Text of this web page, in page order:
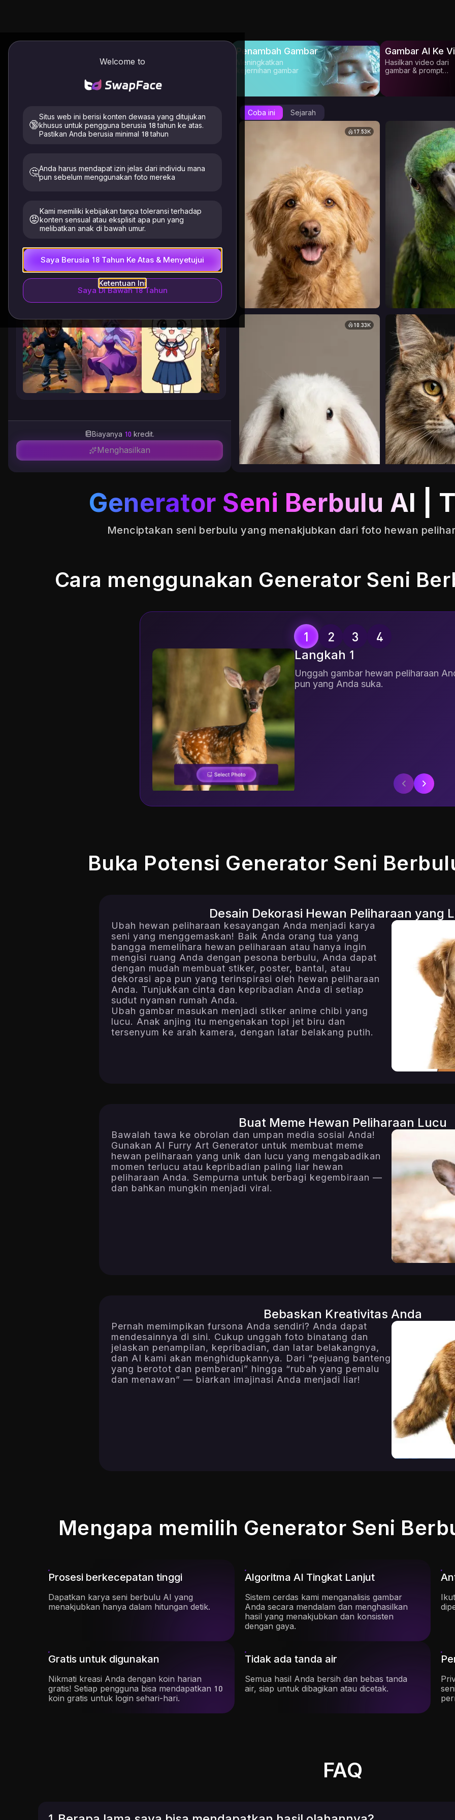
Welcome to
🔞
Situs web ini berisi konten dewasa yang ditujukan
khusus untuk pengguna berusia 18 tahun ke atas.
Pastikan Anda berusia minimal 18 tahun
🤔Anda harus mendapat izin jelas dari individu mana
pun sebelum menggunakan foto mereka
😡
Kami memiliki kebijakan tanpa toleransi terhadap
konten sensual atau eksplisit apa pun yang
melibatkan anak di bawah umur.
Saya Berusia 18 Tahun Ke Atas & Menyetujui
Ketentuan Ini
Saya Di Bawah 18 Tahun
File yang didukung: .jpeg .jpg .webp .png .avif
Hanya unggah gambar diri Anda atau orang yang telah
Gaya
Biayanya 10kredit.
Menghasilkan
Penambah Gambar
Meningkatkan
kejernihan gambar
Gambar AI Ke
Hasilkan video dari
gambar & prompt
Coba ini Sejarah
17.53K
10.33K
Generator Seni Berbulu AI |
Menciptakan seni berbulu yang menakjubkan dari foto hewan
Cara menggunakan Generator Seni
Langkah 1
Unggah gambar hewan peliharaan
pun yang Anda suka.
Buka Potensi Generator Seni
Desain Dekorasi Hewan Peliharaan yang
Ubah hewan peliharaan kesayangan Anda menjadi karya
seni yang menggemaskan! Baik Anda orang tua yang
bangga memelihara hewan peliharaan atau hanya ingin
mengisi ruang Anda dengan pesona berbulu, Anda dapat
dengan mudah membuat stiker, poster, bantal, atau
dekorasi apa pun yang terinspirasi oleh hewan peliharaan
Anda. Tunjukkan cinta dan kepribadian Anda di setiap
sudut nyaman rumah Anda.
Ubah gambar masukan menjadi stiker anime chibi yang
lucu. Anak anjing itu mengenakan topi jet biru dan
tersenyum ke arah kamera, dengan latar belakang putih.
Buat Meme Hewan Peliharaan Lucu
Bawalah tawa ke obrolan dan umpan media sosial Anda!
Gunakan AI Furry Art Generator untuk membuat meme
hewan peliharaan yang unik dan lucu yang mengabadikan
momen terlucu atau kepribadian paling liar hewan
peliharaan Anda. Sempurna untuk berbagi kegembiraan —
dan bahkan mungkin menjadi viral.
Bebaskan Kreativitas Anda
Pernah memimpikan fursona Anda sendiri? Anda dapat
mendesainnya di sini. Cukup unggah foto binatang dan
jelaskan penampilan, kepribadian, dan latar belakangnya,
dan AI kami akan menghidupkannya. Dari “pejuang banteng
yang berotot dan pemberani” hingga “rubah yang pemalu
dan menawan” — biarkan imajinasi Anda menjadi liar!
Mengapa memilih Generator Seni
Prosesi berkecepatan tinggi
Dapatkan karya seni berbulu AI yang
menakjubkan hanya dalam hitungan detik.
Algoritma AI Tingkat Lanjut
Sistem cerdas kami menganalisis gambar
Anda secara mendalam dan menghasilkan
hasil yang menakjubkan dan konsisten
dengan gaya.
Gratis untuk digunakan
Nikmati kreasi Anda dengan koin harian
gratis! Setiap pengguna bisa mendapatkan 10
koin gratis untuk login sehari-hari.
Tidak ada tanda air
Semua hasil Anda bersih dan bebas tanda
air, siap untuk dibagikan atau dicetak.
FAQ